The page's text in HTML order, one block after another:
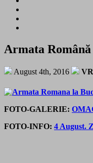
Armata
August 4th, 2016 VR
FOTO-GALERIE:
FOTO-INFO: 4 August.